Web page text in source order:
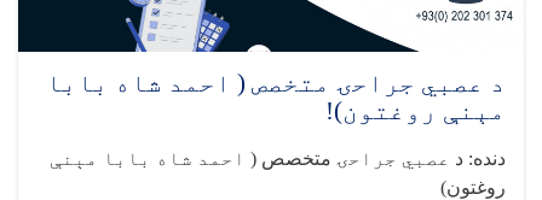
د عصبي جراحۍ متخصص ( احمد شاه بابا
مېنې روغتون)!
دنده: د عصبي جراحۍ متخصص ( احمد شاه بابا مېنې
روغتون)